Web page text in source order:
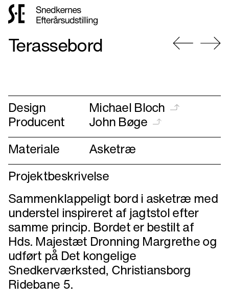
til
forsiden
Terassebord
Design Michael Bloch
Producent
John Bøge
Materiale
Asketræ
Projektbeskrivelse
Sammenklappeligt bord i asketræ med
understel inspireret af jagtstol efter
samme princip. Bordet er bestilt af
Hds. Majestæt Dronning Margrethe og
udført på Det kongelige
Snedkerværksted, Christiansborg
Ridebane 5.